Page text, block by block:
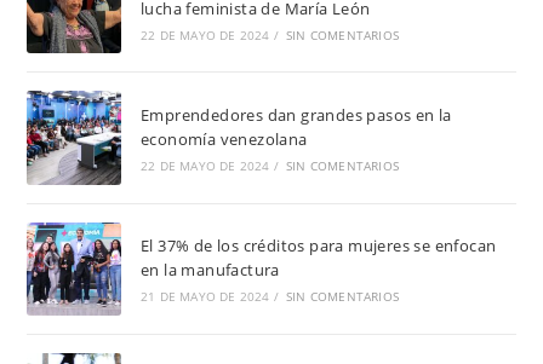
lucha feminista de María León
22 DE MAYO DE 2024 / SIN COMENTARIOS
Emprendedores dan grandes pasos en la
economía venezolana
22 DE MAYO DE 2024 / SIN COMENTARIOS
El 37% de los créditos para mujeres se enfocan
en la manufactura
21 DE MAYO DE 2024 / SIN COMENTARIOS